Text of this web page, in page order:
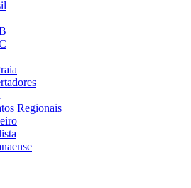
Regionais